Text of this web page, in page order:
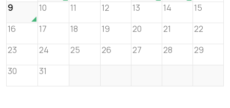
9
10 11 12 13 14
15
16
17 18 19 20 21
22
23
24 25 26 27 28
29
30
31